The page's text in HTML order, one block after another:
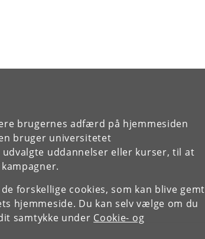
brugernes adfærd på hjemmesiden
bruger universitetet
uddannelser eller kurser, til at
forskellige cookies, som kan blive gemt
hjemmeside. Du kan selv vælge om du
samtykke under Cookie- og